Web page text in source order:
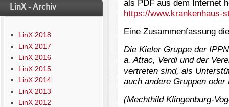
LinX - Archiv
LinX 2018
LinX 2017
LinX 2016
LinX 2015
LinX 2014
LinX 2013
LinX 2012
als PDF aus dem Internet
https://www.krankenhaus-
Eine Zusammenfassung
Die Kieler Gruppe der
a. Attac, Verdi und der
vertreten sind, als
auch andere Gruppen
(Mechthild Klingenburg-